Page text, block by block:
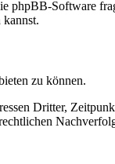
phpBB-Software
kannst.
zu können.
Dritter,